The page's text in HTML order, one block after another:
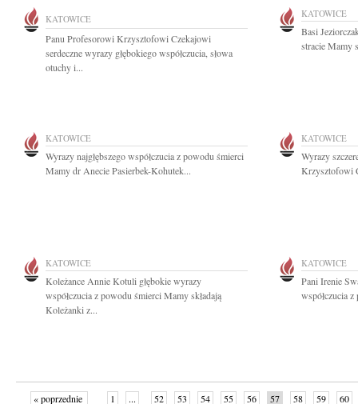
KATOWICE
Panu Profesorowi Krzysztofowi Czekajowi
serdeczne wyrazy głębokiego współczucia, słowa
otuchy i...
KATOWICE
Basi
stracie Mamy
KATOWICE
Wyrazy najgłębszego współczucia z powodu śmierci
Mamy dr Anecie Pasierbek-Kohutek...
KATOWICE
Wyrazy
Krzysztofowi
KATOWICE
Koleżance Annie Kotuli głębokie wyrazy
współczucia z powodu śmierci Mamy składają
Koleżanki z...
KATOWICE
Pani Irenie
współczucia
« poprzednie 1 ... 52 53 54 55 56 57 58 59 60